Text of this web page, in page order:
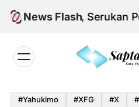
Skip
News Flash
KNPB, Serukan
#yahukimo #XFG #x